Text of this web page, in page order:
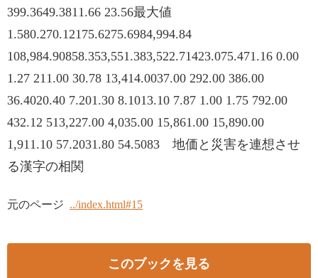
399.3649.3811.66 23.56最大値
1.580.270.12175.6275.6984,994.84
108,984.90858.353,551.383,522.71423.075.471.16 0.00
1.27 211.00 30.78 13,414.0037.00 292.00 386.00
36.4020.40 7.201.30 8.1013.10 7.87 1.00 1.75 792.00
432.12 513,227.00 4,035.00 15,861.00 15,890.00
1,911.10 57.2031.80 54.5083 地価と災害を連想させ
る漢字の相関
元のページ ../index.html#15
このブックを見る